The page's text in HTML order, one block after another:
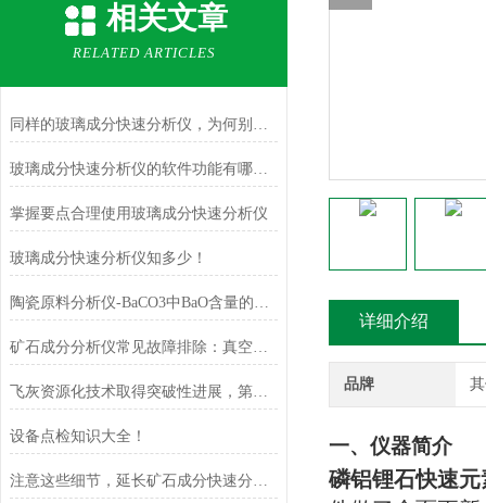
相关文章
RELATED ARTICLES
同样的玻璃成分快速分析仪，为何别人的使用寿命如此长？
玻璃成分快速分析仪的软件功能有哪些？
掌握要点合理使用玻璃成分快速分析仪
玻璃成分快速分析仪知多少！
陶瓷原料分析仪-BaCO3中BaO含量的测定
矿石成分分析仪常见故障排除：真空泄漏、探测器冷却、高压电源故障
飞灰资源化技术取得突破性进展，第一条飞灰协同制棉产线成功验收
设备点检知识大全！
注意这些细节，延长矿石成分快速分析仪使用寿命
详细介绍
品牌
一、 仪器简介
磷铝锂石快速